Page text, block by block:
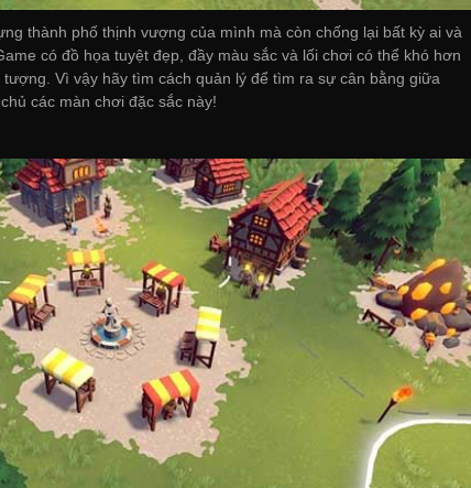
thành phố thịnh vượng của mình mà còn chống lại bất kỳ ai và
có đồ họa tuyệt đẹp, đầy màu sắc và lối chơi có thể khó hơn
Vì vậy hãy tìm cách quản lý để tìm ra sự cân bằng giữa
các màn chơi đặc sắc này!